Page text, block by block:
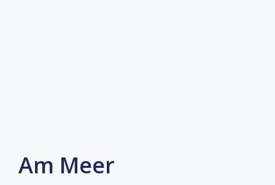
Am Meer